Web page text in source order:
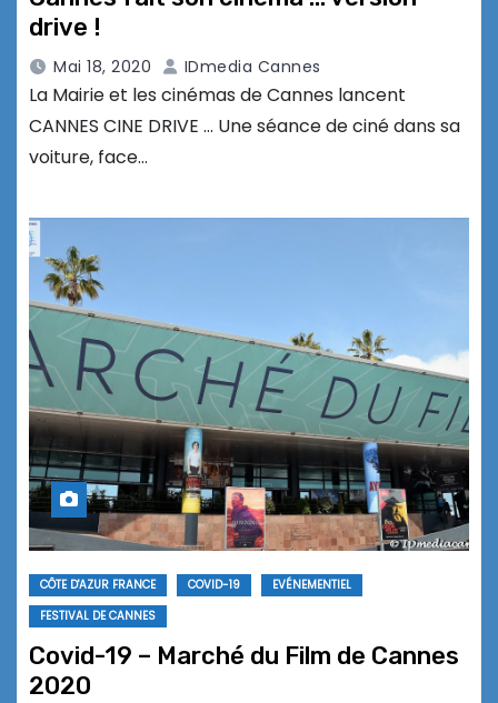
drive !
Mai 18, 2020 IDmedia Cannes
La Mairie et les cinémas de Cannes lancent
CANNES CINE DRIVE … Une séance de ciné dans sa
voiture, face…
CÔTE D'AZUR FRANCE COVID-19
EVÉNEMENTIEL
FESTIVAL DE CANNES
Covid-19 – Marché du Film de Cannes
2020